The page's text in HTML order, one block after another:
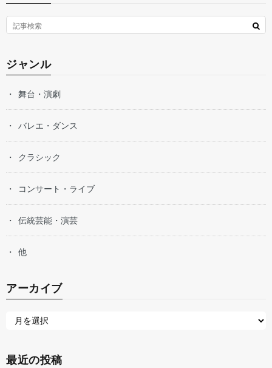
ジャンル
舞台・演劇
バレエ・ダンス
クラシック
コンサート・ライブ
伝統芸能・演芸
他
アーカイブ
最近の投稿